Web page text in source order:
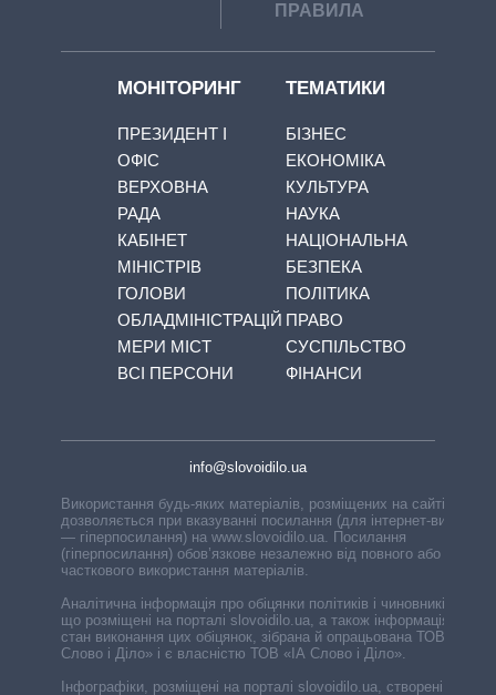
ПРАВИЛА
МОНІТОРИНГ
ПРЕЗИДЕНТ І
ОФІС
ВЕРХОВНА
РАДА
КАБІНЕТ
МІНІСТРІВ
ГОЛОВИ
ОБЛАДМІНІСТРАЦІЙ
МЕРИ МІСТ
ВСІ ПЕРСОНИ
ТЕМАТИКИ
БІЗНЕС
ЕКОНОМІКА
КУЛЬТУРА
НАУКА
НАЦІОНАЛЬНА
БЕЗПЕКА
ПОЛІТИКА
ПРАВО
СУСПІЛЬСТВО
ФІНАНСИ
info@slovoidilo.ua
Використання будь-яких матеріалів, розміщених на сайті,
дозволяється при вказуванні посилання (для інтернет-видань
— гіперпосилання) на www.slovoidilo.ua. Посилання
(гіперпосилання) обов’язкове незалежно від повного або
часткового використання матеріалів.
Аналітична інформація про обіцянки політиків і чиновників,
що розміщені на порталі slovoidilo.ua, а також інформація про
стан виконання цих обіцянок, зібрана й опрацьована ТОВ «ІА
Слово і Діло» і є власністю ТОВ «ІА Слово і Діло».
Інфографіки, розміщені на порталі slovoidilo.ua, створені ГО